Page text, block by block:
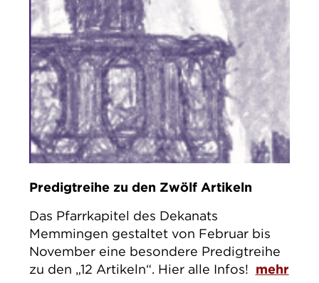
Predigtreihe zu den Zwölf Artikeln
Das Pfarrkapitel des Dekanats
Memmingen gestaltet von Februar bis
November eine besondere Predigtreihe
zu den „12 Artikeln“. Hier alle Infos! mehr